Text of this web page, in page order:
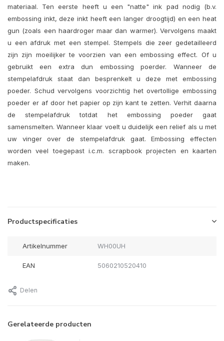
materiaal. Ten eerste heeft u een "natte" ink pad nodig (b.v.
embossing inkt, deze inkt heeft een langer droogtijd) en een heat
gun (zoals een haardroger maar dan warmer). Vervolgens maakt
u een afdruk met een stempel. Stempels die zeer gedetailleerd
zijn zijn moeilijker te voorzien van een embossing effect. Of u
gebruikt een extra dun embossing poerder. Wanneer de
stempelafdruk staat dan besprenkelt u deze met embossing
poeder. Schud vervolgens voorzichtig het overtollige embossing
poeder er af door het papier op zijn kant te zetten. Verhit daarna
de stempelafdruk totdat het embossing poeder gaat
samensmelten. Wanneer klaar voelt u duidelijk een relief als u met
uw vinger over de stempelafdruk gaat. Embossing effecten
worden veel toegepast i.c.m. scrapbook projecten en kaarten
maken.
Productspecificaties
Artikelnummer WH00UH
EAN 5060210520410
Delen
Gerelateerde producten